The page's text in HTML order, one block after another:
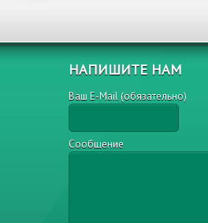
НАПИШИТЕ НАМ
Ваш E-Mail (обязательно)
Сообщение